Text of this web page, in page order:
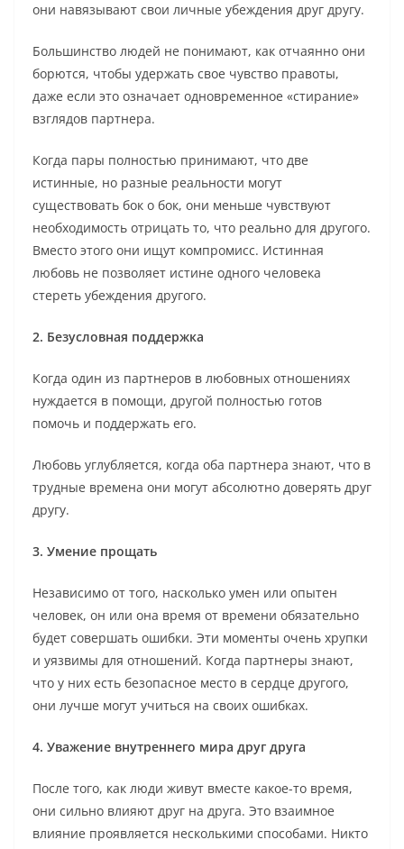
они навязывают свои личные убеждения друг другу.
Большинство людей не понимают, как отчаянно они
борются, чтобы удержать свое чувство правоты,
даже если это означает одновременное «стирание»
взглядов партнера.
Когда пары полностью принимают, что две
истинные, но разные реальности могут
существовать бок о бок, они меньше чувствуют
необходимость отрицать то, что реально для другого.
Вместо этого они ищут компромисс. Истинная
любовь не позволяет истине одного человека
стереть убеждения другого.
2. Безусловная поддержка
Когда один из партнеров в любовных отношениях
нуждается в помощи, другой полностью готов
помочь и поддержать его.
Любовь углубляется, когда оба партнера знают, что в
трудные времена они могут абсолютно доверять друг
другу.
3. Умение прощать
Независимо от того, насколько умен или опытен
человек, он или она время от времени обязательно
будет совершать ошибки. Эти моменты очень хрупки
и уязвимы для отношений. Когда партнеры знают,
что у них есть безопасное место в сердце другого,
они лучше могут учиться на своих ошибках.
4. Уважение внутреннего мира друг друга
После того, как люди живут вместе какое-то время,
они сильно влияют друг на друга. Это взаимное
влияние проявляется несколькими способами. Никто